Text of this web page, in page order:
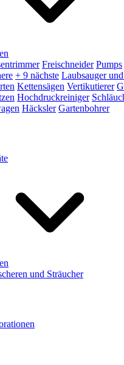
Freischneider Pumps
+ 9 nächste Laubsauger
Kettensägen Vertikutierer
Hochdruckreiniger
Häcksler Gartenbohrer
und Sträucher